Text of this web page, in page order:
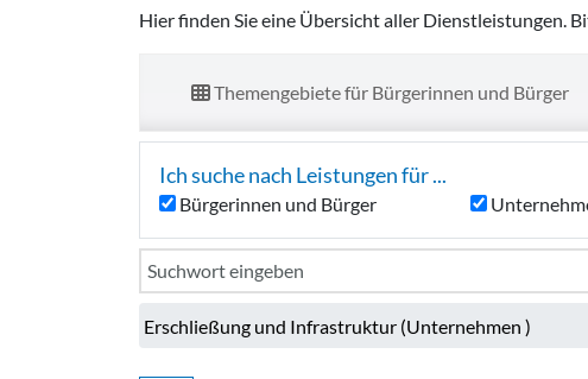
Hier finden Sie eine Übersicht aller Dienstleistungen.
Themengebiete für Bürgerinnen und Bürger
Ich suche nach Leistungen für ...
Bürgerinnen und Bürger